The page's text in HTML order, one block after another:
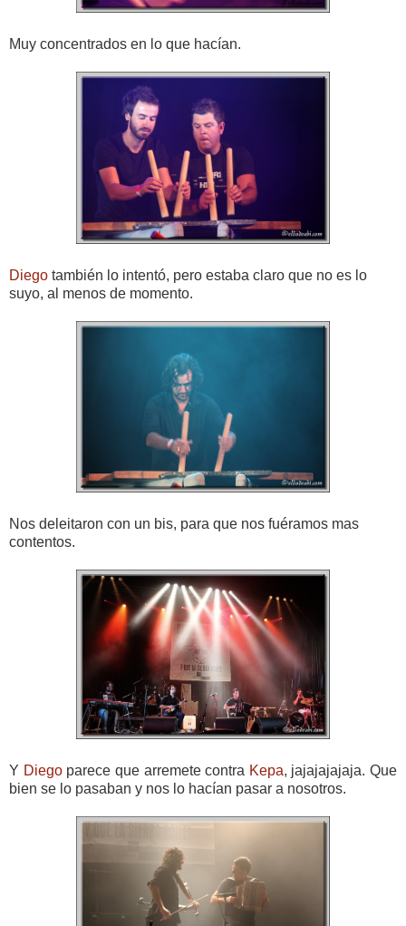
Muy concentrados en lo que hacían.
Diego también lo intentó, pero estaba claro que no es lo
suyo, al menos de momento.
Nos deleitaron con un bis, para que nos fuéramos mas
contentos.
Y Diegoparece que arremete contra Kepa, jajajajajaja. Que
bien se lo pasaban y nos lo hacían pasar a nosotros.